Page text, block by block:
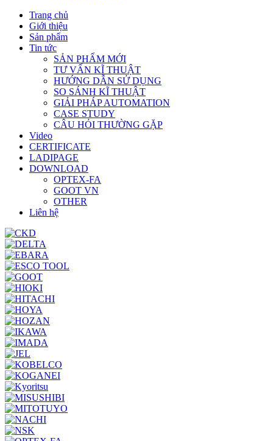
Trang chủ
Giới thiệu
Sản phẩm
Tin tức
SẢN PHẨM MỚI
TƯ VẤN KĨ THUẬT
HƯỚNG DẪN SỬ DỤNG
SO SÁNH KĨ THUẬT
GIẢI PHÁP AUTOMATION
CASE STUDY
CÂU HỎI THƯỜNG GẶP
Video
CERTIFICATE
LADIPAGE
DOWNLOAD
OPTEX-FA
GOOT VN
OTHER
Liên hệ